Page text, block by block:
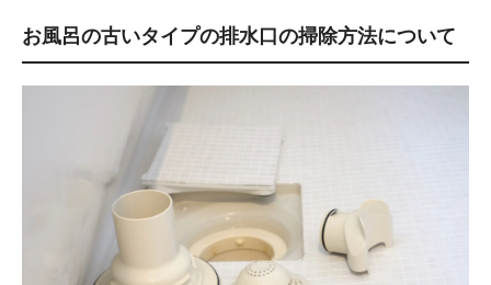
お風呂の古いタイプの排水口の掃除方法について